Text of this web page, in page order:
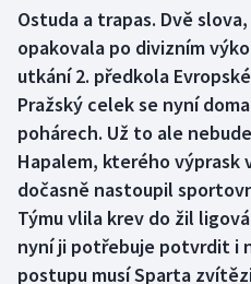
Box
Curling
Dostihy
Florbal
Futsal
Golf
Ostuda a trapas. Dvě
opakovala po divizním
utkání 2. předkola
Pražský celek se nyní
pohárech. Už to ale
Hapalem, kterého výprask
dočasně nastoupil
Týmu vlila krev do žil
nyní ji potřebuje potvrdit i
postupu musí Sparta